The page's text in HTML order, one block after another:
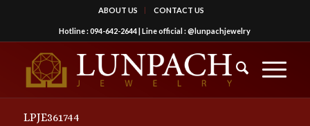
ABOUT US CONTACT US
Hotline :094-642-2644| Line official :@lunpachjewelry
LPJE361744